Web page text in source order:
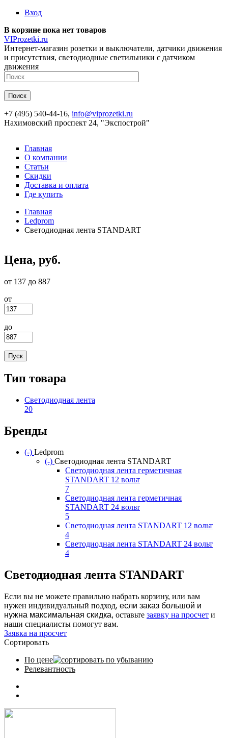
Перейти к основному содержанию
Вход
В корзине пока нет товаров
VIProzetki.ru
Интернет-магазин розетки и выключатели, датчики движения
и присутствия, светодиодные светильники с датчиком
движения
+7 (495) 540-44-16, info@viprozetki.ru
Нахимовский проспект 24, "Экспострой"
Главная
О компании
Статьи
Скидки
Доставка и оплата
Где купить
Главная
Ledprom
Светодиодная лента STANDART
Цена, руб.
от 137 до 887
от
до
Тип товара
Светодиодная лента
20
Бренды
(-) Remove Ledprom filter
Ledprom
(-) Remove Светодиодная лента STANDART filter
Светодиодная лента STANDART
Светодиодная лента герметичная
STANDART 12 вольт
7
Apply Светодиодная лента герметичная
STANDART 12 вольт filter
Светодиодная лента герметичная
STANDART 24 вольт
5
Apply Светодиодная лента герметичная
STANDART 24 вольт filter
Светодиодная лента STANDART 12 вольт
4
Apply Светодиодная лента STANDART 12
вольт filter
Светодиодная лента STANDART 24 вольт
4
вольт filter
Светодиодная лента STANDART
Если вы не можете правильно набрать корзину, или вам
нужен индивидуальный подход, если заказ большой и
нужна максимальная скидка, оставьте заявку на просчет и
наши специалисты помогут вам.
Заявка на просчет
Сортировать
По цене
Релевантность